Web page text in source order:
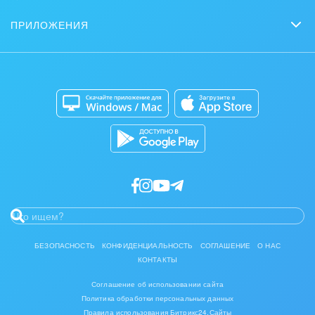
Задать вопрос
Стать партнером
ПРИЛОЖЕНИЯ
Разработчикам приложений
БЕЗОПАСНОСТЬ КОНФИДЕНЦИАЛЬНОСТЬ СОГЛАШЕНИЕ
О НАС
КОНТАКТЫ
Соглашение об использовании сайта
Политика обработки персональных данных
Правила использования Битрикс24.Сайты